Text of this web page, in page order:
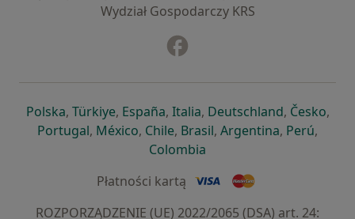
Wydział Gospodarczy KRS
Polskaotwiera się w nowej karcie
, Türkiyeotwiera się w nowej karcie
, Españaotwiera się w nowej karcie
, Italiaotwiera się w nowej
, Deutschlandotwiera się
, Česko,
Portugalotwiera się w nowej karcie
, Méxicootwiera się w nowej karcie
, Chileotwiera się w nowej karcie
, Brasilotwiera się w nowej
, Argentinaotwiera się
, Perú,
Colombia
Płatności kartą
ROZPORZĄDZENIE (UE) 2022/2065 (DSA) art. 24: